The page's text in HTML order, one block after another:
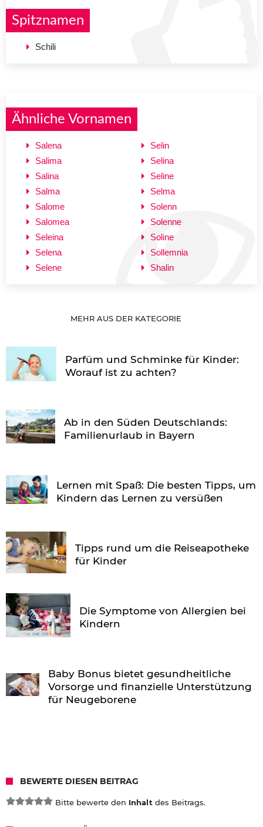
Spitznamen
Schili
Ähnliche Vornamen
Salena
Salima
Salina
Salma
Salome
Salomea
Seleina
Selena
Selene
Selin
Selina
Seline
Selma
Solenn
Solenne
Soline
Sollemnia
Shalin
MEHR AUS DER KATEGORIE
Parfüm und Schminke für Kinder:
Worauf ist zu achten?
Ab in den Süden Deutschlands:
Familienurlaub in Bayern
Lernen mit Spaß: Die besten Tipps, um
Kindern das Lernen zu versüßen
Tipps rund um die Reiseapotheke
für Kinder
Die Symptome von Allergien bei
Kindern
Baby Bonus bietet gesundheitliche
Vorsorge und finanzielle Unterstützung
für Neugeborene
BEWERTE DIESEN BEITRAG
Bitte bewerte den Inhalt des Beitrags.